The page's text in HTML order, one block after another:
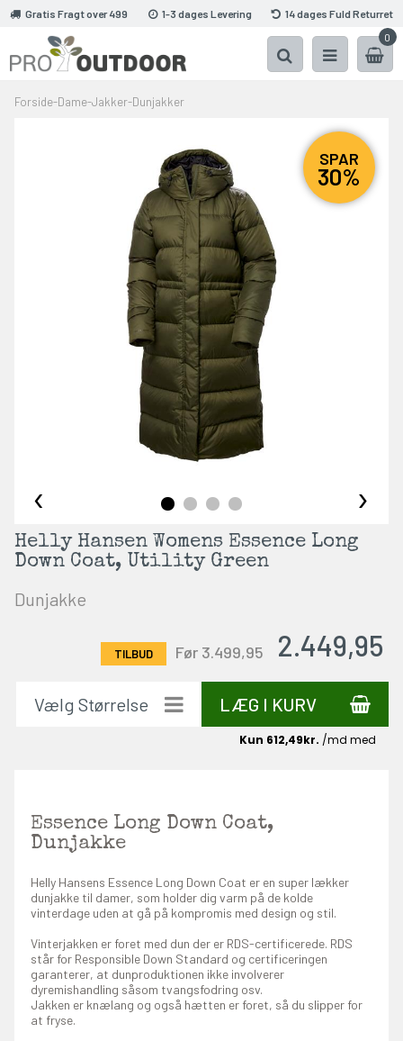
Gratis Fragt over 499 1-3 dages Levering
14 dages Fuld Returret
0
Forside-Dame-Jakker-Dunjakker
SPAR
30%
‹ ›
Helly Hansen Womens Essence Long
Down Coat, Utility Green
Dunjakke
2.449,95
Før 3.499,95
LÆG I KURV
Essence Long Down Coat,
Dunjakke
Helly Hansens Essence Long Down Coat er en super lækker
dunjakke til damer, som holder dig varm på de kolde
vinterdage uden at gå på kompromis med design og stil.
Vinterjakken er foret med dun der er RDS-certificerede. RDS
står for Responsible Down Standard og certificeringen
garanterer, at dunproduktionen ikke involverer
dyremishandling såsom tvangsfodring osv.
Jakken er knælang og også hætten er foret, så du slipper for
at fryse.